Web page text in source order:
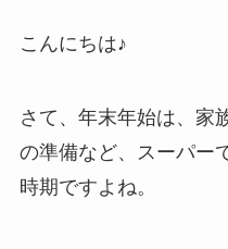
こんにちは♪
さて、年末年始は、家
の準備など、スーパー
時期ですよね。